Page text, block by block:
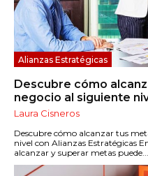
Alianzas Estratégicas
Descubre cómo
negocio al siguiente
Laura Cisneros
Descubre cómo alcanzar tus
nivel con Alianzas Estratégicas
alcanzar y superar metas puede...